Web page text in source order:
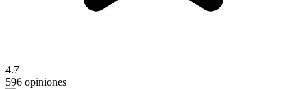
4.7
596 opiniones